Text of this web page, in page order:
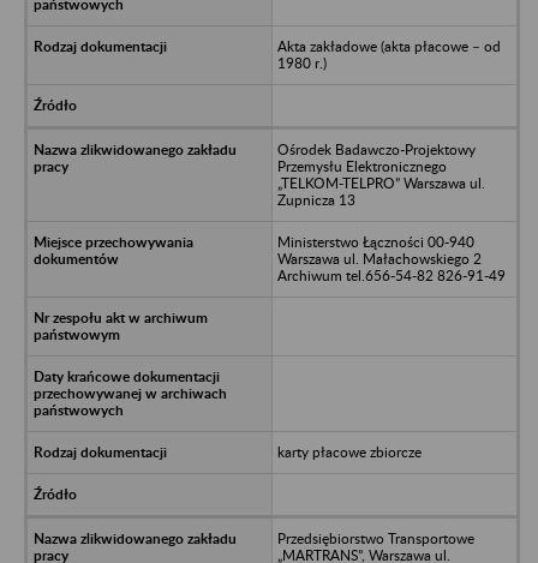
Akta zakładowe (akta płacowe – od
1980 r.)
Ośrodek Badawczo-Projektowy
Przemysłu Elektronicznego
„TELKOM-TELPRO” Warszawa ul.
Zupnicza 13
Ministerstwo Łączności 00-940
Warszawa ul. Małachowskiego 2
Archiwum tel.656-54-82 826-91-49
karty płacowe zbiorcze
Przedsiębiorstwo Transportowe
„MARTRANS”, Warszawa ul.